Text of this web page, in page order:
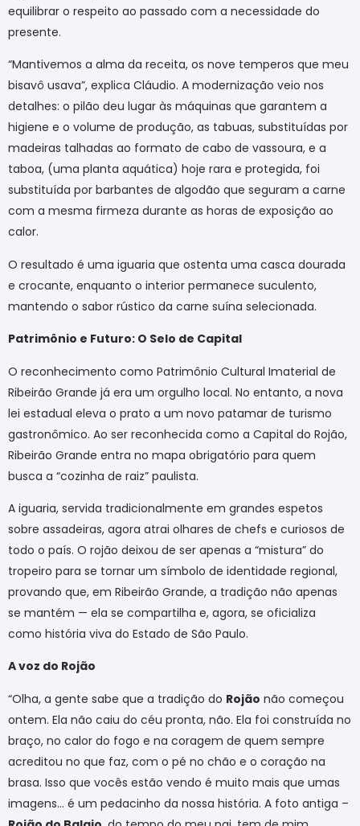
equilibrar o respeito ao passado com a necessidade do
presente.
“Mantivemos a alma da receita, os nove temperos que meu
bisavô usava”, explica Cláudio. A modernização veio nos
detalhes: o pilão deu lugar às máquinas que garantem a
higiene e o volume de produção, as tabuas, substituídas por
madeiras talhadas ao formato de cabo de vassoura, e a
taboa, (uma planta aquática) hoje rara e protegida, foi
substituída por barbantes de algodão que seguram a carne
com a mesma firmeza durante as horas de exposição ao
calor.
O resultado é uma iguaria que ostenta uma casca dourada
e crocante, enquanto o interior permanece suculento,
mantendo o sabor rústico da carne suína selecionada.
Patrimônio e Futuro: O Selo de Capital
O reconhecimento como Patrimônio Cultural Imaterial de
Ribeirão Grande já era um orgulho local. No entanto, a nova
lei estadual eleva o prato a um novo patamar de turismo
gastronômico. Ao ser reconhecida como a Capital do Rojão,
Ribeirão Grande entra no mapa obrigatório para quem
busca a “cozinha de raiz” paulista.
A iguaria, servida tradicionalmente em grandes espetos
sobre assadeiras, agora atrai olhares de chefs e curiosos de
todo o país. O rojão deixou de ser apenas a “mistura” do
tropeiro para se tornar um símbolo de identidade regional,
provando que, em Ribeirão Grande, a tradição não apenas
se mantém — ela se compartilha e, agora, se oficializa
como história viva do Estado de São Paulo.
A voz do Rojão
“Olha, a gente sabe que a tradição do Rojão não começou
ontem. Ela não caiu do céu pronta, não. Ela foi construída no
braço, no calor do fogo e na coragem de quem sempre
acreditou no que faz, com o pé no chão e o coração na
brasa. Isso que vocês estão vendo é muito mais que umas
imagens… é um pedacinho da nossa história. A foto antiga –